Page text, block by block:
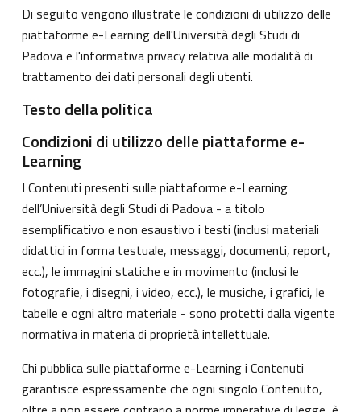
Di seguito vengono illustrate le condizioni di utilizzo delle
piattaforme e-Learning dell'Università degli Studi di
Padova e l'informativa privacy relativa alle modalità di
trattamento dei dati personali degli utenti.
Testo della politica
Condizioni di utilizzo delle piattaforme e-
Learning
I Contenuti presenti sulle piattaforme e-Learning
dell’Università degli Studi di Padova - a titolo
esemplificativo e non esaustivo i testi (inclusi materiali
didattici in forma testuale, messaggi, documenti, report,
ecc.), le immagini statiche e in movimento (inclusi le
fotografie, i disegni, i video, ecc.), le musiche, i grafici, le
tabelle e ogni altro materiale - sono protetti dalla vigente
normativa in materia di proprietà intellettuale.
Chi pubblica sulle piattaforme e-Learning i Contenuti
garantisce espressamente che ogni singolo Contenuto,